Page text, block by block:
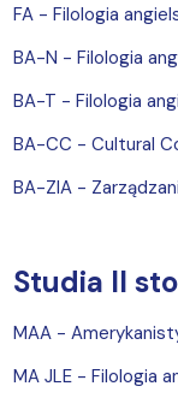
FA - Filologia
BA-N - Filologia
BA-T - Filologia
BA-CC - Cultural
BA-ZIA -
Studia II
MAA -
MA JLE - Filologia